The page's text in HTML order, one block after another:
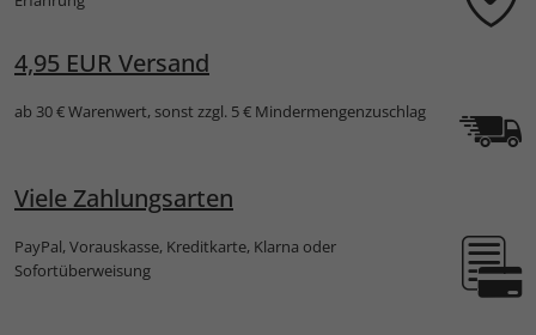
4,95 EUR Versand
ab 30 € Warenwert, sonst zzgl. 5 € Mindermengenzuschlag
Viele Zahlungsarten
PayPal, Vorauskasse, Kreditkarte, Klarna oder
Sofortüberweisung